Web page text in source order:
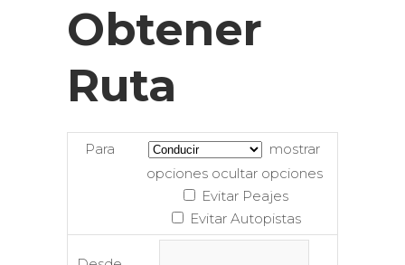
Obtener
Ruta
Para
mostrar
opciones ocultar opciones
Evitar Peajes
Evitar Autopistas